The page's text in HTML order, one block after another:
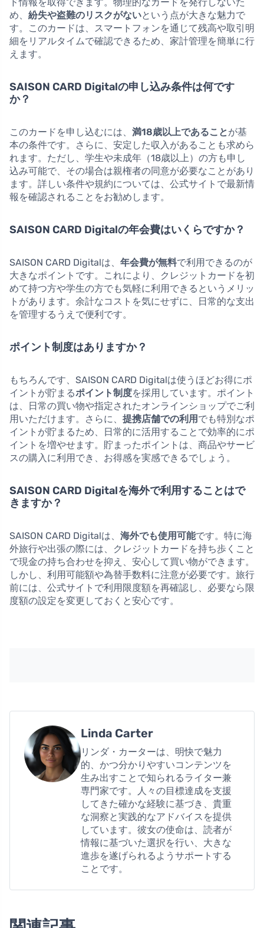
め、 紛失や盗難のリスクがないという点が大きな魅力で
す。このカードは、スマートフォンを通じて残高や取引明
細をリアルタイムで確認できるため、家計管理を簡単に行
えます。
SAISON CARD Digitalの申し込み条件は何です
か？
このカードを申し込むには、 満18歳以上であることが基
本の条件です。さらに、安定した収入があることも求めら
れます。ただし、学生や未成年（18歳以上）の方も申し
込み可能で、その場合は親権者の同意が必要なことがあり
ます。詳しい条件や規約については、公式サイトで最新情
報を確認されることをお勧めします。
SAISON CARD Digitalの年会費はいくらですか？
SAISON CARD Digitalは、 年会費が無料で利用できるのが
大きなポイントです。これにより、クレジットカードを初
めて持つ方や学生の方でも気軽に利用できるというメリッ
トがあります。余計なコストを気にせずに、日常的な支出
を管理するうえで便利です。
ポイント制度はありますか？
もちろんです、SAISON CARD Digitalは使うほどお得にポ
イントが貯まるポイント制度を採用しています。ポイント
は、日常の買い物や指定されたオンラインショップでご利
用いただけます。さらに、 提携店舗での利用 でも特別なポ
イントが貯まるため、日常的に活用することで効率的にポ
イントを増やせます。貯まったポイントは、商品やサービ
スの購入に利用でき、お得感を実感できるでしょう。
SAISON CARD Digitalを海外で利用することはで
きますか？
SAISON CARD Digitalは、 海外でも使用可能です。特に海
外旅行や出張の際には、クレジットカードを持ち歩くこと
で現金の持ち合わせを抑え、安心して買い物ができます。
しかし、利用可能額や為替手数料に注意が必要です。旅行
前には、公式サイトで利用限度額を再確認し、必要なら限
度額の設定を変更しておくと安心です。
Linda Carter
リンダ・カーターは、明快で魅力
的、かつ分かりやすいコンテンツを
生み出すことで知られるライター兼
専門家です。人々の目標達成を支援
してきた確かな経験に基づき、貴重
な洞察と実践的なアドバイスを提供
しています。彼女の使命は、読者が
情報に基づいた選択を行い、大きな
進歩を遂げられるようサポートする
ことです。